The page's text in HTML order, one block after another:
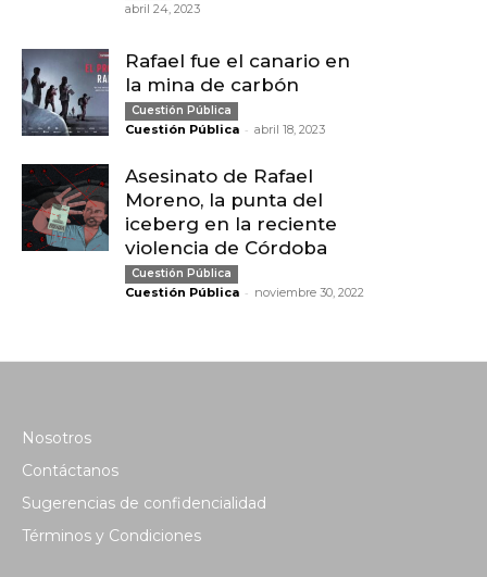
abril 24, 2023
Rafael fue el canario en
la mina de carbón
Cuestión Pública
Cuestión Pública - abril 18, 2023
Asesinato de Rafael
Moreno, la punta del
iceberg en la reciente
violencia de Córdoba
Cuestión Pública
Cuestión Pública - noviembre 30, 2022
Nosotros
Contáctanos
Sugerencias de confidencialidad
Términos y Condiciones